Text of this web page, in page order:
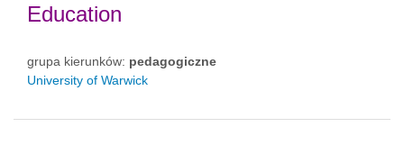
Education
grupa kierunków: pedagogiczne
University of Warwick